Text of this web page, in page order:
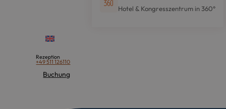
Hotel & Kongresszentrum in 360°
Rezeption
+49 511 126110
Buchung